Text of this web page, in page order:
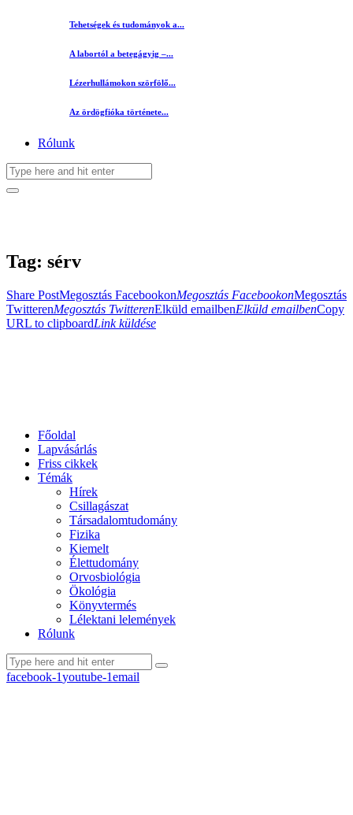
Tehetségek és tudományok a...
A labortól a betegágyig –...
Lézerhullámokon szörfölő...
Az ördögfióka története...
Rólunk
Tag: sérv
Share PostMegosztás FacebookonMegosztás FacebookonMegosztás
TwitterenMegosztás TwitterenElküld emailbenElküld emailbenCopy
URL to clipboardLink küldése
Főoldal
Lapvásárlás
Friss cikkek
Témák
Hírek
Csillagászat
Társadalomtudomány
Fizika
Kiemelt
Élettudomány
Orvosbiológia
Ökológia
Könyvtermés
Lélektani lelemények
Rólunk
facebook-1youtube-1email